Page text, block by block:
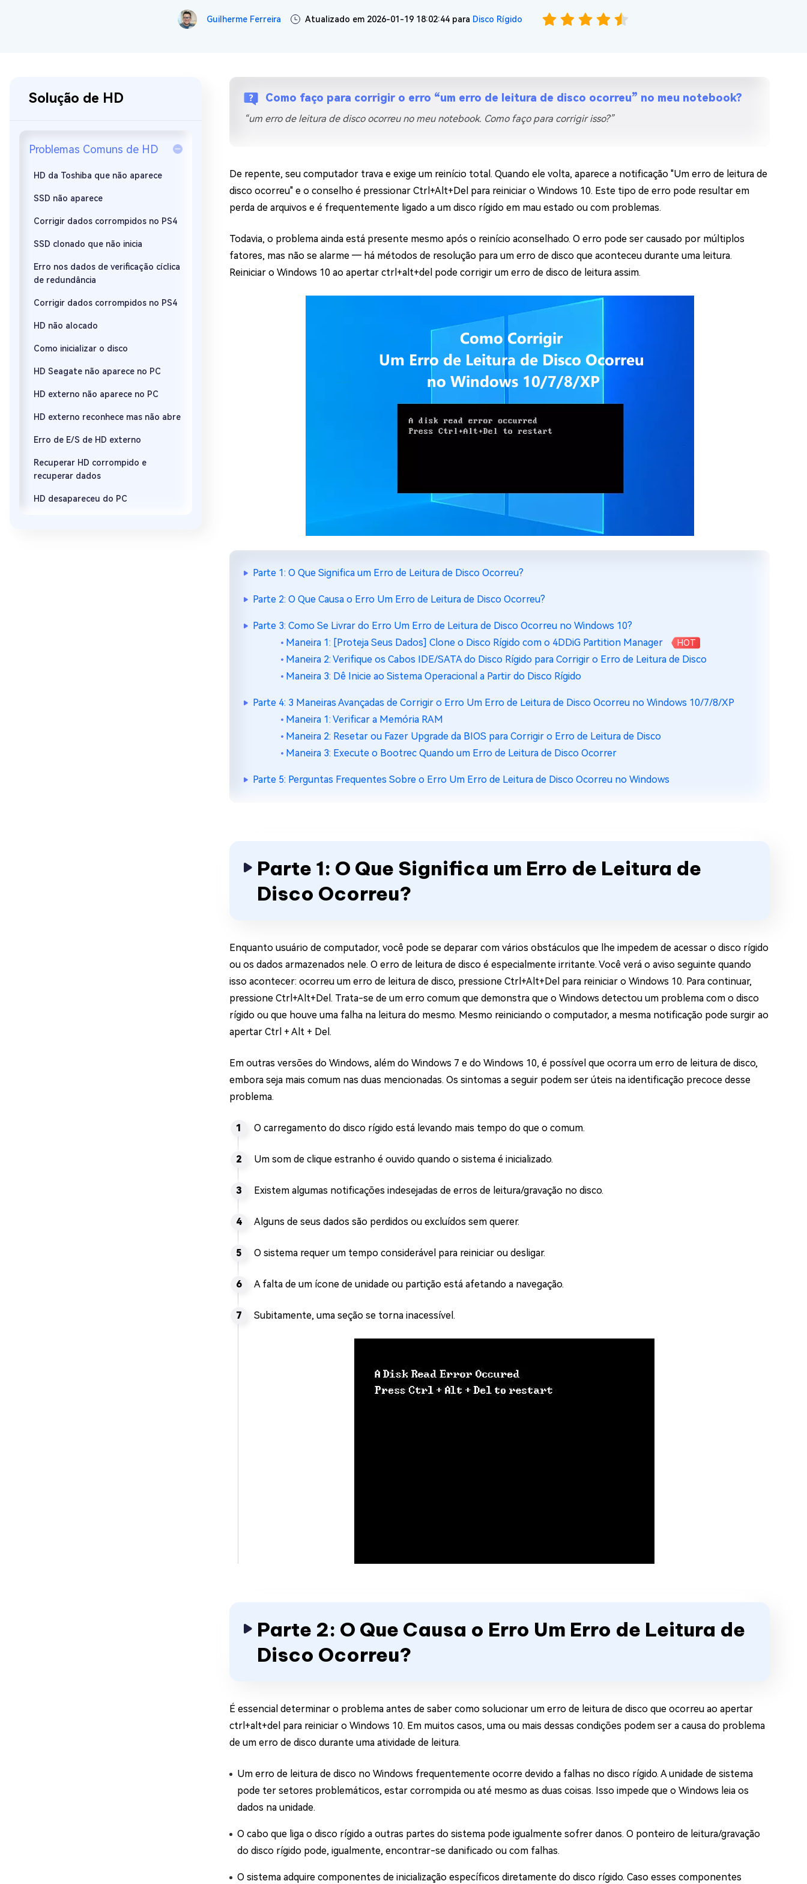
Recuperar Dados de WhatsApp no iPhone/Android
Excluir arquivos duplicados e limpar arquivos inúteis no Mac
Corrigir Problemas de Windows em Minutos
Corrigir Erros de Mac Grátis
Guilherme Ferreira Atualizado em 2026-01-19 18:02:44 para Disco Rígido
Solução de HD
Problemas Comuns de HD
HD da Toshiba que não aparece
SSD não aparece
Corrigir dados corrompidos no PS4
SSD clonado que não inicia
Erro nos dados de verificação cíclica
de redundância
Corrigir dados corrompidos no PS4
HD não alocado
Como inicializar o disco
HD Seagate não aparece no PC
HD externo não aparece no PC
HD externo reconhece mas não abre
Erro de E/S de HD externo
Recuperar HD corrompido e
recuperar dados
HD desapareceu do PC
Como faço para corrigir o erro “um erro de leitura de disco ocorreu” no meu notebook?
“um erro de leitura de disco ocorreu no meu notebook. Como faço para corrigir isso?”
De repente, seu computador trava e exige um reinício total. Quando ele volta, aparece a notificação "Um erro de leitura de
disco ocorreu" e o conselho é pressionar Ctrl+Alt+Del para reiniciar o Windows 10. Este tipo de erro pode resultar em
perda de arquivos e é frequentemente ligado a um disco rígido em mau estado ou com problemas.
Todavia, o problema ainda está presente mesmo após o reinício aconselhado. O erro pode ser causado por múltiplos
fatores, mas não se alarme ― há métodos de resolução para um erro de disco que aconteceu durante uma leitura.
Reiniciar o Windows 10 ao apertar ctrl+alt+del pode corrigir um erro de disco de leitura assim.
Parte 1: O Que Significa um Erro de Leitura de Disco Ocorreu?
Parte 2: O Que Causa o Erro Um Erro de Leitura de Disco Ocorreu?
Parte 3: Como Se Livrar do Erro Um Erro de Leitura de Disco Ocorreu no Windows 10?
Maneira 1: [Proteja Seus Dados] Clone o Disco Rígido com o 4DDiG Partition Manager
HOT
Maneira 2: Verifique os Cabos IDE/SATA do Disco Rígido para Corrigir o Erro de Leitura de Disco
Maneira 3: Dê Inicie ao Sistema Operacional a Partir do Disco Rígido
Parte 4: 3 Maneiras Avançadas de Corrigir o Erro Um Erro de Leitura de Disco Ocorreu no Windows 10/7/8/XP
Maneira 1: Verificar a Memória RAM
Maneira 2: Resetar ou Fazer Upgrade da BIOS para Corrigir o Erro de Leitura de Disco
Maneira 3: Execute o Bootrec Quando um Erro de Leitura de Disco Ocorrer
Parte 5: Perguntas Frequentes Sobre o Erro Um Erro de Leitura de Disco Ocorreu no Windows
Parte 1: O Que Significa um Erro de Leitura de
Disco Ocorreu?
Enquanto usuário de computador, você pode se deparar com vários obstáculos que lhe impedem de acessar o disco rígido
ou os dados armazenados nele. O erro de leitura de disco é especialmente irritante. Você verá o aviso seguinte quando
isso acontecer: ocorreu um erro de leitura de disco, pressione Ctrl+Alt+Del para reiniciar o Windows 10. Para continuar,
pressione Ctrl+Alt+Del. Trata-se de um erro comum que demonstra que o Windows detectou um problema com o disco
rígido ou que houve uma falha na leitura do mesmo. Mesmo reiniciando o computador, a mesma notificação pode surgir ao
apertar Ctrl + Alt + Del.
Em outras versões do Windows, além do Windows 7 e do Windows 10, é possível que ocorra um erro de leitura de disco,
embora seja mais comum nas duas mencionadas. Os sintomas a seguir podem ser úteis na identificação precoce desse
problema.
O carregamento do disco rígido está levando mais tempo do que o comum.
Um som de clique estranho é ouvido quando o sistema é inicializado.
Existem algumas notificações indesejadas de erros de leitura/gravação no disco.
Alguns de seus dados são perdidos ou excluídos sem querer.
O sistema requer um tempo considerável para reiniciar ou desligar.
A falta de um ícone de unidade ou partição está afetando a navegação.
Subitamente, uma seção se torna inacessível.
Parte 2: O Que Causa o Erro Um Erro de Leitura de
Disco Ocorreu?
É essencial determinar o problema antes de saber como solucionar um erro de leitura de disco que ocorreu ao apertar
ctrl+alt+del para reiniciar o Windows 10. Em muitos casos, uma ou mais dessas condições podem ser a causa do problema
de um erro de disco durante uma atividade de leitura.
Um erro de leitura de disco no Windows frequentemente ocorre devido a falhas no disco rígido. A unidade de sistema
pode ter setores problemáticos, estar corrompida ou até mesmo as duas coisas. Isso impede que o Windows leia os
dados na unidade.
O cabo que liga o disco rígido a outras partes do sistema pode igualmente sofrer danos. O ponteiro de leitura/gravação
do disco rígido pode, igualmente, encontrar-se danificado ou com falhas.
O sistema adquire componentes de inicialização específicos diretamente do disco rígido. Caso esses componentes